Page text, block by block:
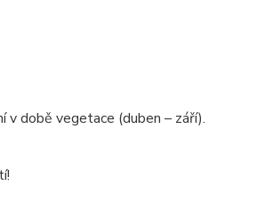
době vegetace (duben – září).